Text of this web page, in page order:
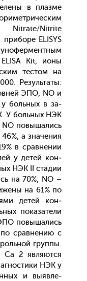
в плаз­ме
Nitrite
ELISYS
Kit, и­оны
тес­том на
Ре­зуль­та­ты:
ЭПО, NO и
боль­ных в за­
У боль­ных НЭК
NO по­выша­лись
а зна­чения
в срав­не­нии
у де­тей кон­
НЭК II ста­дии
на 70%, NO –
на 61% по
де­тей кон­
по­каза­тели
по­выша­лись
срав­не­нию с
груп­пы.
2 яв­ля­ют­ся
НЭК у
и вы­яв­ле­